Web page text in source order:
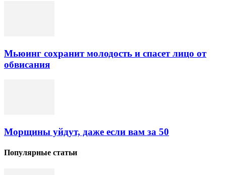
Мьюинг сохранит молодость и спасет лицо от
обвисания
Морщины уйдут, даже если вам за 50
Популярные статьи